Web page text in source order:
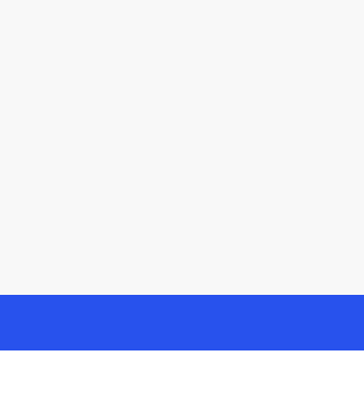
も全力で楽しみます。